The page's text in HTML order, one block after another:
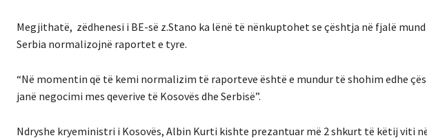
Megjithatë, zëdhenesi i BE-së z.Stano ka lënë të nënkuptohet se çështja në fjalë
Serbia normalizojnë raportet e tyre.
“Në momentin që të kemi normalizim të raporteve është e mundur të shohim edhe
janë negocimi mes qeverive të Kosovës dhe Serbisë”.
Ndryshe kryeministri i Kosovës, Albin Kurti kishte prezantuar më 2 shkurt të këtij viti